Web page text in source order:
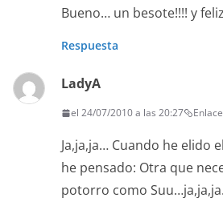
Bueno… un besote!!!! y
Respuesta
LadyA
el 24/07/2010 a las 20:27
Ja,ja,ja… Cuando he elido
he pensado: Otra que
potorro como